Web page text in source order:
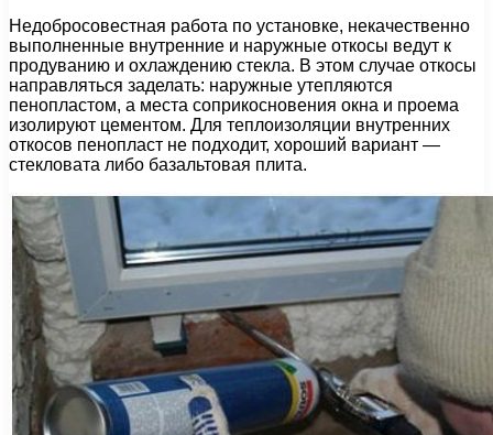
Недобросовестная работа по установке, некачественно
выполненные внутренние и наружные откосы ведут к
продуванию и охлаждению стекла. В этом случае откосы
направляться заделать: наружные утепляются
пенопластом, а места соприкосновения окна и проема
изолируют цементом. Для теплоизоляции внутренних
откосов пенопласт не подходит, хороший вариант —
стекловата либо базальтовая плита.